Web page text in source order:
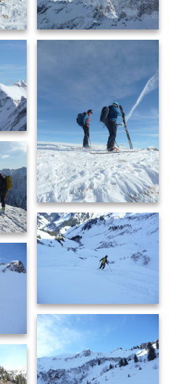
P1110088
P1110097